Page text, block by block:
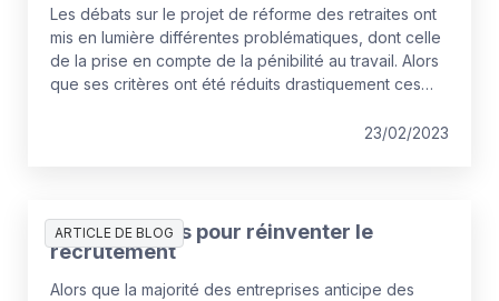
Les débats sur le projet de réforme des retraites ont
mis en lumière différentes problématiques, dont celle
de la prise en compte de la pénibilité au travail. Alors
que ses critères ont été réduits drastiquement ces
prendre le contre-pied pour élargir au contraire la
23/02/2023
ARTICLE DE BLOG
Quatre leviers pour réinventer le
recrutement
Alors que la majorité des entreprises anticipe des